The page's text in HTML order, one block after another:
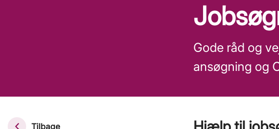
Gode råd og
ansøgning og
Tilbage